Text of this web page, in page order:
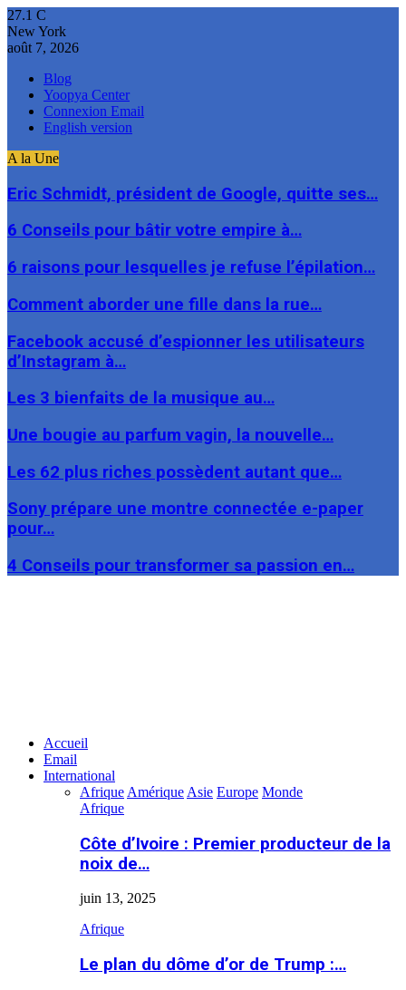
27.1 C
New York
août 7, 2026
Blog
Yoopya Center
Connexion Email
English version
A la Une
Eric Schmidt, président de Google, quitte ses…
6 Conseils pour bâtir votre empire à…
6 raisons pour lesquelles je refuse l’épilation…
Comment aborder une fille dans la rue…
Facebook accusé d’espionner les utilisateurs
d’Instagram à…
Les 3 bienfaits de la musique au…
Une bougie au parfum vagin, la nouvelle…
Les 62 plus riches possèdent autant que…
Sony prépare une montre connectée e-paper
pour…
4 Conseils pour transformer sa passion en…
Accueil
Email
International
Afrique Amérique Asie Europe Monde
Afrique
Côte d’Ivoire : Premier producteur de la
noix de…
juin 13, 2025
Afrique
Le plan du dôme d’or de Trump :…